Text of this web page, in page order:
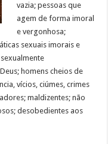
vazia; pessoas que
agem de forma imoral
e vergonhosa;
sexuais imorais e
homens cheios de
vícios, ciúmes, crimes
maldizentes; não
desobedientes aos